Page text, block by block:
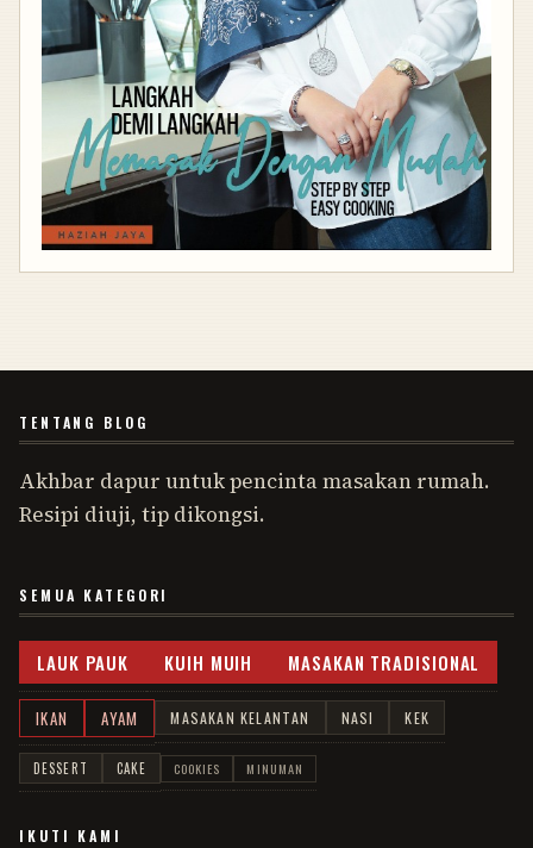
TENTANG BLOG
Akhbar dapur untuk pencinta masakan rumah.
Resipi diuji, tip dikongsi.
SEMUA KATEGORI
LAUK PAUK KUIH MUIH MASAKAN TRADISIONAL
IKAN AYAM MASAKAN KELANTAN NASI KEK
DESSERT CAKE COOKIES MINUMAN
IKUTI KAMI